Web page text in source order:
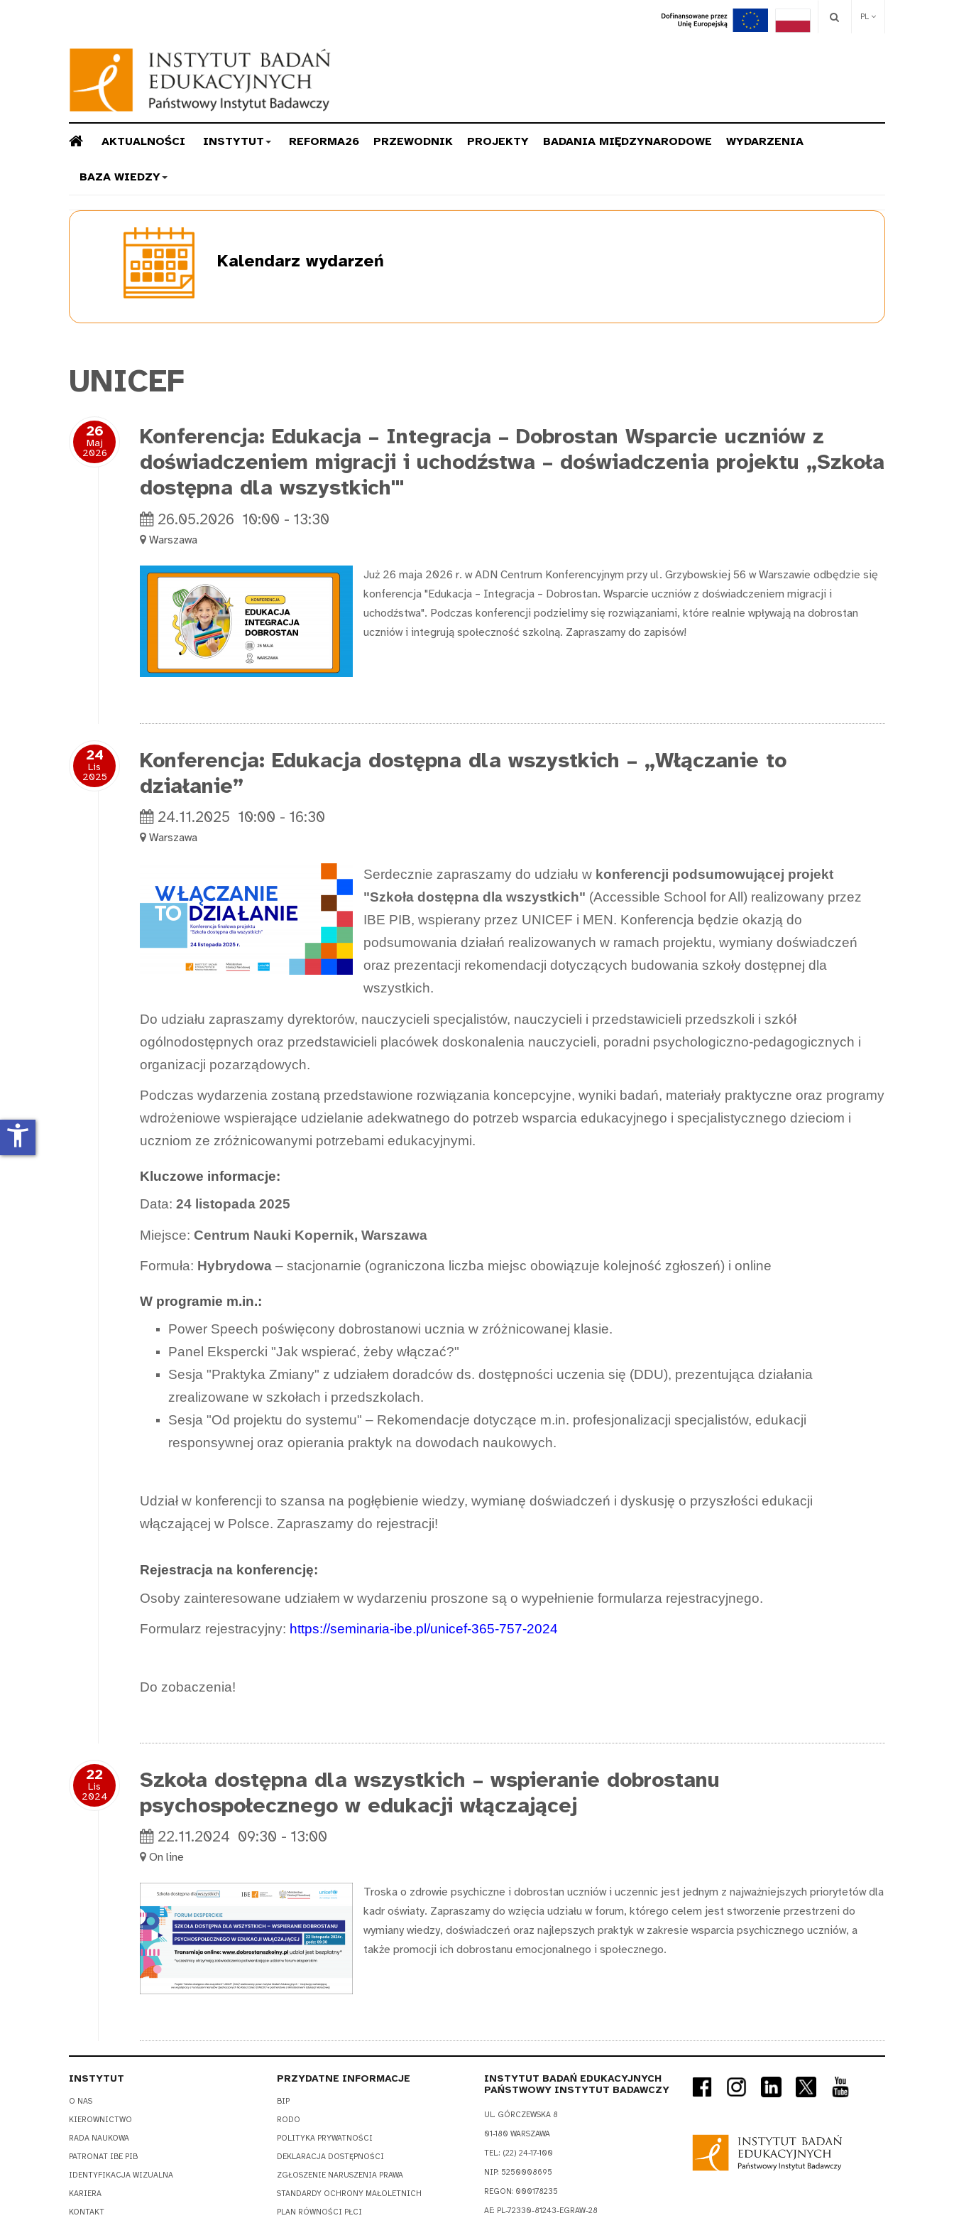
PL
AKTUALNOŚCI INSTYTUT REFORMA26 PRZEWODNIK PROJEKTY BADANIA MIĘDZYNARODOWE WYDARZENIA
BAZA WIEDZY
Kalendarz wydarzeń
UNICEF
26
Maj
2026
Konferencja: Edukacja – Integracja – Dobrostan Wsparcie uczniów z
doświadczeniem migracji i uchodźstwa – doświadczenia projektu „Szkoła
dostępna dla wszystkich"'
26.05.2026 10:00 - 13:30
Warszawa
Już 26 maja 2026 r. w ADN Centrum Konferencyjnym przy ul. Grzybowskiej 56 w Warszawie odbędzie się
konferencja "Edukacja – Integracja – Dobrostan. Wsparcie uczniów z doświadczeniem migracji i
uchodźstwa". Podczas konferencji podzielimy się rozwiązaniami, które realnie wpływają na dobrostan
uczniów i integrują społeczność szkolną. Zapraszamy do zapisów!
24
Lis
2025
Konferencja: Edukacja dostępna dla wszystkich – „Włączanie to
działanie”
24.11.2025 10:00 - 16:30
Warszawa
Serdecznie zapraszamy do udziału w konferencji podsumowującej projekt
"Szkoła dostępna dla wszystkich" (Accessible School for All) realizowany przez
IBE PIB, wspierany przez UNICEF i MEN. Konferencja będzie okazją do
podsumowania działań realizowanych w ramach projektu, wymiany doświadczeń
oraz prezentacji rekomendacji dotyczących budowania szkoły dostępnej dla
wszystkich.
Do udziału zapraszamy dyrektorów, nauczycieli specjalistów, nauczycieli i przedstawicieli przedszkoli i szkół
ogólnodostępnych oraz przedstawicieli placówek doskonalenia nauczycieli, poradni psychologiczno-pedagogicznych i
organizacji pozarządowych.
Podczas wydarzenia zostaną przedstawione rozwiązania koncepcyjne, wyniki badań, materiały praktyczne oraz programy
wdrożeniowe wspierające udzielanie adekwatnego do potrzeb wsparcia edukacyjnego i specjalistycznego dzieciom i
uczniom ze zróżnicowanymi potrzebami edukacyjnymi.
Kluczowe informacje:
Data: 24 listopada 2025
Miejsce: Centrum Nauki Kopernik, Warszawa
Formuła: Hybrydowa – stacjonarnie (ograniczona liczba miejsc obowiązuje kolejność zgłoszeń) i online
W programie m.in.:
Power Speech poświęcony dobrostanowi ucznia w zróżnicowanej klasie.
Panel Ekspercki "Jak wspierać, żeby włączać?"
Sesja "Praktyka Zmiany" z udziałem doradców ds. dostępności uczenia się (DDU), prezentująca działania
zrealizowane w szkołach i przedszkolach.
Sesja "Od projektu do systemu" – Rekomendacje dotyczące m.in. profesjonalizacji specjalistów, edukacji
responsywnej oraz opierania praktyk na dowodach naukowych.
Udział w konferencji to szansa na pogłębienie wiedzy, wymianę doświadczeń i dyskusję o przyszłości edukacji
włączającej w Polsce. Zapraszamy do rejestracji!
Rejestracja na konferencję:
Osoby zainteresowane udziałem w wydarzeniu proszone są o wypełnienie formularza rejestracyjnego.
Formularz rejestracyjny: https://seminaria-ibe.pl/unicef-365-757-2024
Do zobaczenia!
22
Lis
2024
Szkoła dostępna dla wszystkich – wspieranie dobrostanu
psychospołecznego w edukacji włączającej
22.11.2024 09:30 - 13:00
On line
Troska o zdrowie psychiczne i dobrostan uczniów i uczennic jest jednym z najważniejszych priorytetów dla
kadr oświaty. Zapraszamy do wzięcia udziału w forum, którego celem jest stworzenie przestrzeni do
wymiany wiedzy, doświadczeń oraz najlepszych praktyk w zakresie wsparcia psychicznego uczniów, a
także promocji ich dobrostanu emocjonalnego i społecznego.
INSTYTUT
O NAS
KIEROWNICTWO
RADA NAUKOWA
PATRONAT IBE PIB
IDENTYFIKACJA WIZUALNA
KARIERA
KONTAKT
PRZYDATNE INFORMACJE
BIP
RODO
POLITYKA PRYWATNOŚCI
DEKLARACJA DOSTĘPNOŚCI
ZGŁOSZENIE NARUSZENIA PRAWA
STANDARDY OCHRONY MAŁOLETNICH
PLAN RÓWNOŚCI PŁCI
INSTYTUT BADAŃ EDUKACYJNYCH
PAŃSTWOWY INSTYTUT BADAWCZY
UL. GÓRCZEWSKA 8
01-180 WARSZAWA
TEL.: (22) 24-17-100
NIP: 5250008695
REGON: 000178235
AE: PL-72330-81243-EGRAW-28
accessibility_new